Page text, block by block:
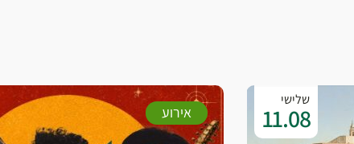
שלישי
11.08 אירוע